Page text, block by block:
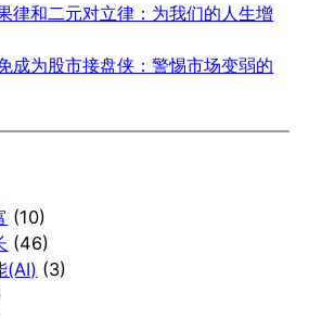
律和二元对立律：为我们的人生增
成为股市接盘侠：警惕市场变弱的
(10)
(46)
(AI) (3)